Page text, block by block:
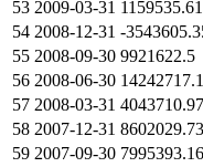
53 2009-03-31 1159535.61
54 2008-12-31 -
55 2008-09-30 9921622.5
56 2008-06-30
57 2008-03-31 4043710.97
58 2007-12-31 8602029.73
59 2007-09-30 7995393.16